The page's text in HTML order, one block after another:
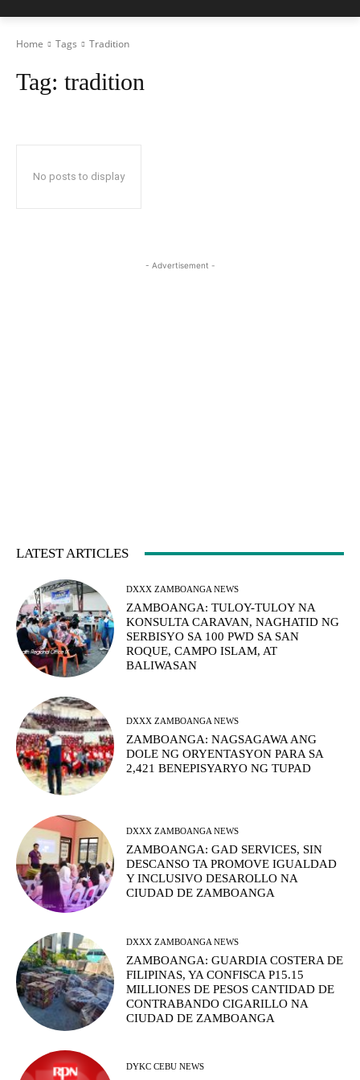
Home Tags Tradition
Tag: tradition
No posts to display
- Advertisement -
LATEST ARTICLES
DXXX ZAMBOANGA NEWS
ZAMBOANGA: TULOY-TULOY NA
KONSULTA CARAVAN, NAGHATID NG
SERBISYO SA 100 PWD SA SAN
ROQUE, CAMPO ISLAM, AT
BALIWASAN
DXXX ZAMBOANGA NEWS
ZAMBOANGA: NAGSAGAWA ANG
DOLE NG ORYENTASYON PARA SA
2,421 BENEPISYARYO NG TUPAD
DXXX ZAMBOANGA NEWS
ZAMBOANGA: GAD SERVICES, SIN
DESCANSO TA PROMOVE IGUALDAD
Y INCLUSIVO DESAROLLO NA
CIUDAD DE ZAMBOANGA
DXXX ZAMBOANGA NEWS
ZAMBOANGA: GUARDIA COSTERA DE
FILIPINAS, YA CONFISCA P15.15
MILLIONES DE PESOS CANTIDAD DE
CONTRABANDO CIGARILLO NA
CIUDAD DE ZAMBOANGA
DYKC CEBU NEWS